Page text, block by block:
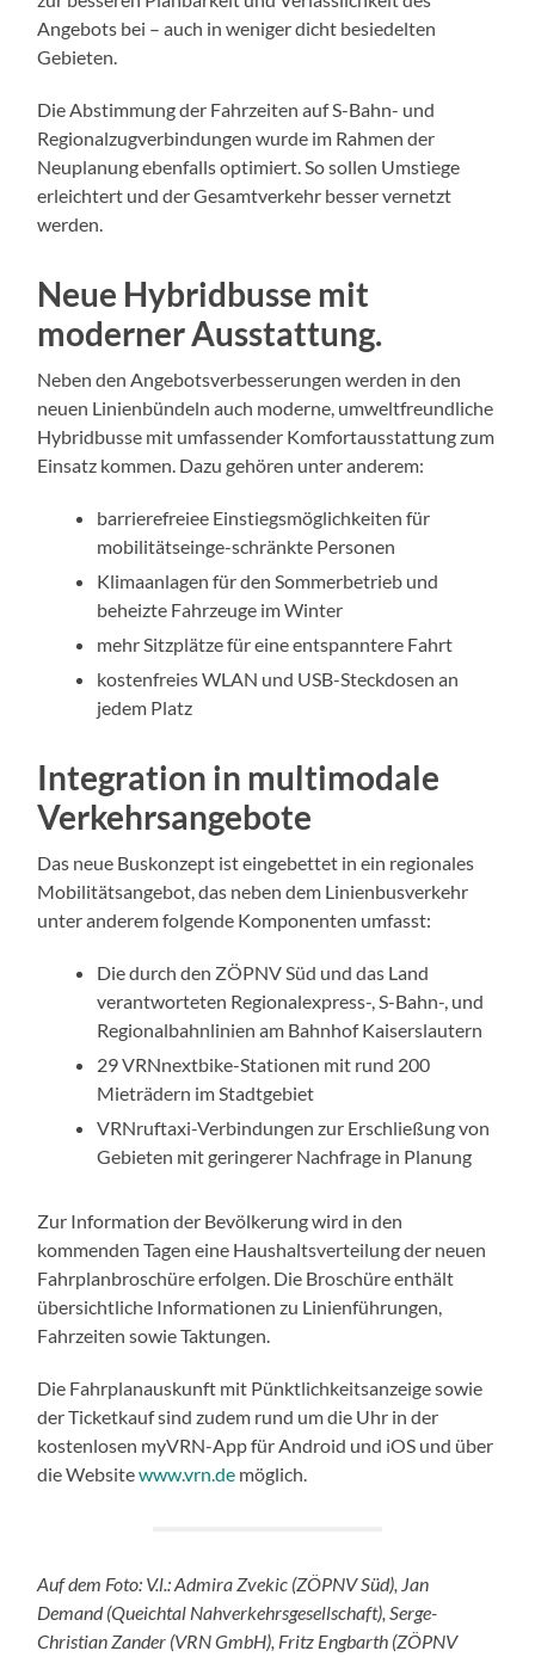
Angebots bei – auch in weniger dicht besiedelten
Gebieten.
Die Abstimmung der Fahrzeiten auf S-Bahn- und
Regionalzugverbindungen wurde im Rahmen der
Neuplanung ebenfalls optimiert. So sollen Umstiege
erleichtert und der Gesamtverkehr besser vernetzt
werden.
Neue Hybridbusse mit
moderner Ausstattung.
Neben den Angebotsverbesserungen werden in den
neuen Linienbündeln auch moderne, umweltfreundliche
Hybridbusse mit umfassender Komfortausstattung zum
Einsatz kommen. Dazu gehören unter anderem:
barrierefreiee Einstiegsmöglichkeiten für
mobilitätseinge-schränkte Personen
Klimaanlagen für den Sommerbetrieb und
beheizte Fahrzeuge im Winter
mehr Sitzplätze für eine entspanntere Fahrt
kostenfreies WLAN und USB-Steckdosen an
jedem Platz
Integration in multimodale
Verkehrsangebote
Das neue Buskonzept ist eingebettet in ein regionales
Mobilitätsangebot, das neben dem Linienbusverkehr
unter anderem folgende Komponenten umfasst:
Die durch den ZÖPNV Süd und das Land
verantworteten Regionalexpress-, S-Bahn-, und
Regionalbahnlinien am Bahnhof Kaiserslautern
29 VRNnextbike-Stationen mit rund 200
Mieträdern im Stadtgebiet
VRNruftaxi-Verbindungen zur Erschließung von
Gebieten mit geringerer Nachfrage in Planung
Zur Information der Bevölkerung wird in den
kommenden Tagen eine Haushaltsverteilung der neuen
Fahrplanbroschüre erfolgen. Die Broschüre enthält
übersichtliche Informationen zu Linienführungen,
Fahrzeiten sowie Taktungen.
Die Fahrplanauskunft mit Pünktlichkeitsanzeige sowie
der Ticketkauf sind zudem rund um die Uhr in der
kostenlosen myVRN-App für Android und iOS und über
die Websitewww.vrn.de möglich.
Auf dem Foto: V.l.: Admira Zvekic (ZÖPNV Süd), Jan
Demand (Queichtal Nahverkehrsgesellschaft), Serge-
Christian Zander (VRN GmbH), Fritz Engbarth (ZÖPNV